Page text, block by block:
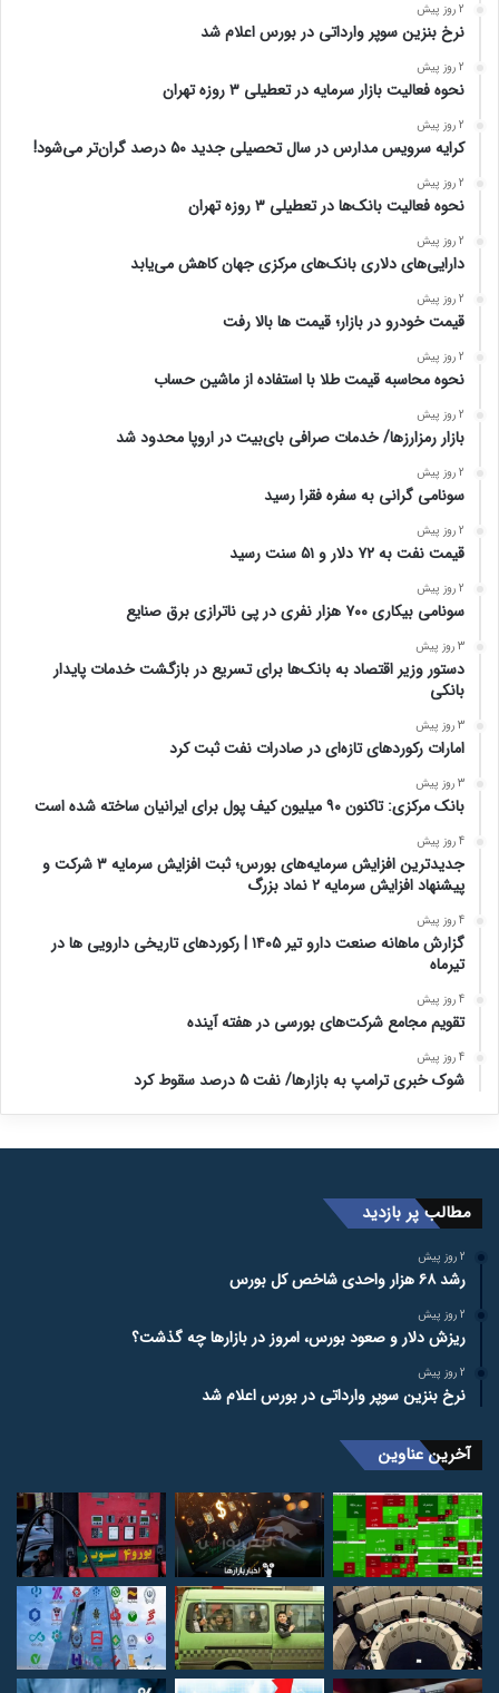
2 روز پیش
نرخ بنزین سوپر وارداتی در بورس اعلام شد
2 روز پیش
نحوه فعالیت بازار سرمایه در تعطیلی ۳ روزه تهران
2 روز پیش
کرایه سرویس مدارس در سال تحصیلی جدید ۵۰ درصد گران‌تر می‌شود!
2 روز پیش
نحوه فعالیت بانک‌ها در تعطیلی ۳ روزه تهران
2 روز پیش
دارایی‌های دلاری بانک‌های مرکزی جهان کاهش می‌یابد
2 روز پیش
قیمت خودرو در بازار؛ قیمت ها بالا رفت
2 روز پیش
نحوه محاسبه قیمت طلا با استفاده از ماشین حساب
2 روز پیش
بازار رمزارزها/ خدمات صرافی بای‌بیت در اروپا محدود شد
2 روز پیش
سونامی گرانی به سفره فقرا رسید
2 روز پیش
قیمت نفت به ۷۲ دلار و ۵۱ سنت رسید
2 روز پیش
سونامی بیکاری ۷۰۰ هزار نفری در پی ناترازی برق صنایع
3 روز پیش
دستور وزیر اقتصاد به بانک‌ها برای تسریع در بازگشت خدمات پایدار
بانکی
3 روز پیش
امارات رکورد‌های تازه‌ای در صادرات نفت ثبت کرد
3 روز پیش
بانک مرکزی: تاکنون ۹۰ میلیون کیف پول برای ایرانیان ساخته شده است
4 روز پیش
جدیدترین افزایش سرمایه‌های بورس؛ ثبت افزایش سرمایه ۳ شرکت و
پیشنهاد افزایش سرمایه ۲ نماد بزرگ
4 روز پیش
گزارش ماهانه صنعت دارو تیر ۱۴۰۵ | رکوردهای تاریخی دارویی ها در
تیرماه
4 روز پیش
تقویم مجامع شرکت‌های بورسی در هفته آینده
4 روز پیش
شوک خبری ترامپ به بازارها/ نفت ۵ درصد سقوط کرد
مطالب پر بازدید
2 روز پیش
رشد ۶۸ هزار واحدی شاخص کل بورس
2 روز پیش
ریزش دلار و صعود بورس، امروز در بازارها چه گذشت؟
2 روز پیش
نرخ بنزین سوپر وارداتی در بورس اعلام شد
آخرین عناوین